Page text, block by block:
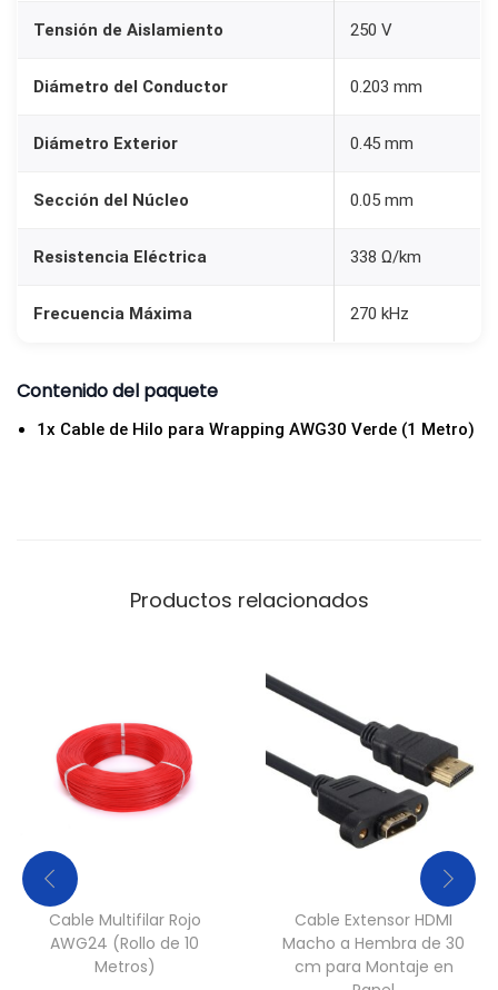
r
e
i
a
Tensión de Aislamiento 250 V
Diámetro del Conductor 0.203 mm
Diámetro Exterior 0.45 mm
Sección del Núcleo 0.05 mm
Resistencia Eléctrica 338 Ω/km
Frecuencia Máxima 270 kHz
Contenido del paquete
1x Cable de Hilo para Wrapping AWG30 Verde (1 Metro)
Productos relacionados
Cable Multifilar Rojo
AWG24 (Rollo de 10
Metros)
Cable Extensor HDMI
Macho a Hembra de 30
cm para Montaje en